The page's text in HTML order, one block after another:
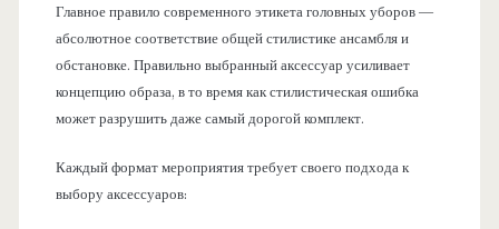
Главное правило современного этикета головных уборов —
абсолютное соответствие общей стилистике ансамбля и
обстановке. Правильно выбранный аксессуар усиливает
концепцию образа, в то время как стилистическая ошибка
может разрушить даже самый дорогой комплект.
Каждый формат мероприятия требует своего подхода к
выбору аксессуаров: